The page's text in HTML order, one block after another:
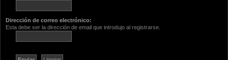
Dirección de correo electrónico:
Esta debe ser la dirección de email que introdujo al registrarse.